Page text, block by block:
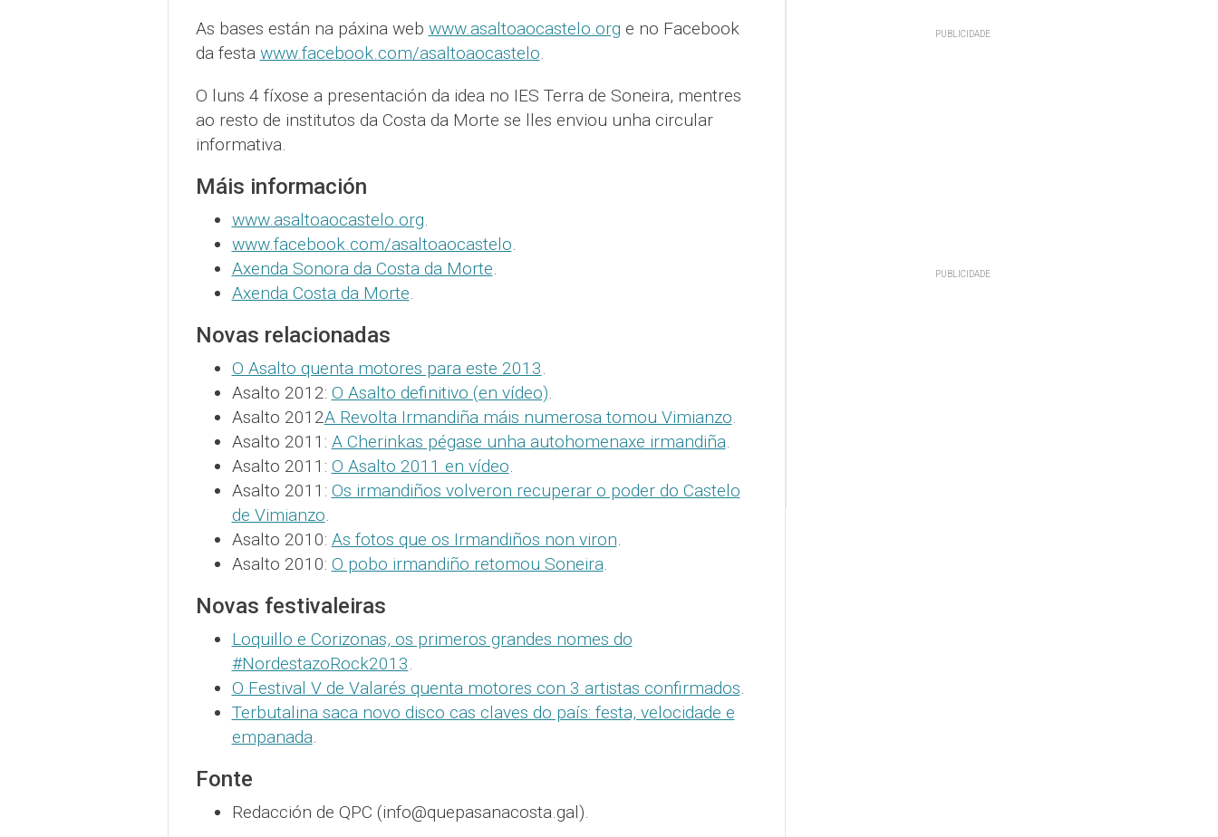
As bases están na páxina web www.asaltoaocastelo.org e no Facebook
da festa www.facebook.com/asaltoaocastelo.
O luns 4 fíxose a presentación da idea no IES Terra de Soneira, mentres
ao resto de institutos da Costa da Morte se lles enviou unha circular
informativa.
Máis información
www.asaltoaocastelo.org.
www.facebook.com/asaltoaocastelo.
Axenda Sonora da Costa da Morte.
Axenda Costa da Morte.
Novas relacionadas
O Asalto quenta motores para este 2013.
Asalto 2012: O Asalto definitivo (en vídeo).
Asalto 2012A Revolta Irmandiña máis numerosa tomou Vimianzo.
Asalto 2011: A Cherinkas pégase unha autohomenaxe irmandiña.
Asalto 2011: O Asalto 2011 en vídeo.
Asalto 2011: Os irmandiños volveron recuperar o poder do Castelo
de Vimianzo.
Asalto 2010: As fotos que os Irmandiños non viron.
Asalto 2010: O pobo irmandiño retomou Soneira.
Novas festivaleiras
Loquillo e Corizonas, os primeros grandes nomes do
#NordestazoRock2013.
O Festival V de Valarés quenta motores con 3 artistas confirmados.
Terbutalina saca novo disco cas claves do país: festa, velocidade e
empanada.
Fonte
Redacción de QPC (info@quepasanacosta.gal).